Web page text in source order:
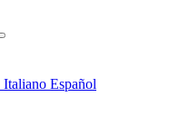
Italiano Español